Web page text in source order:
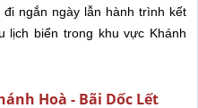
ngắn ngày lẫn hành trình kết
lịch biển trong khu vực Khánh
Hoà - Bãi Dốc Lết